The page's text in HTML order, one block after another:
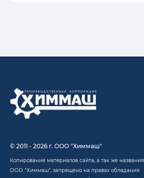
© 2011 - 2026 г. ООО "Химмаш"
Копирование материалов сайта, а так же названия
ООО "Химмаш", запрещено на правах обладания